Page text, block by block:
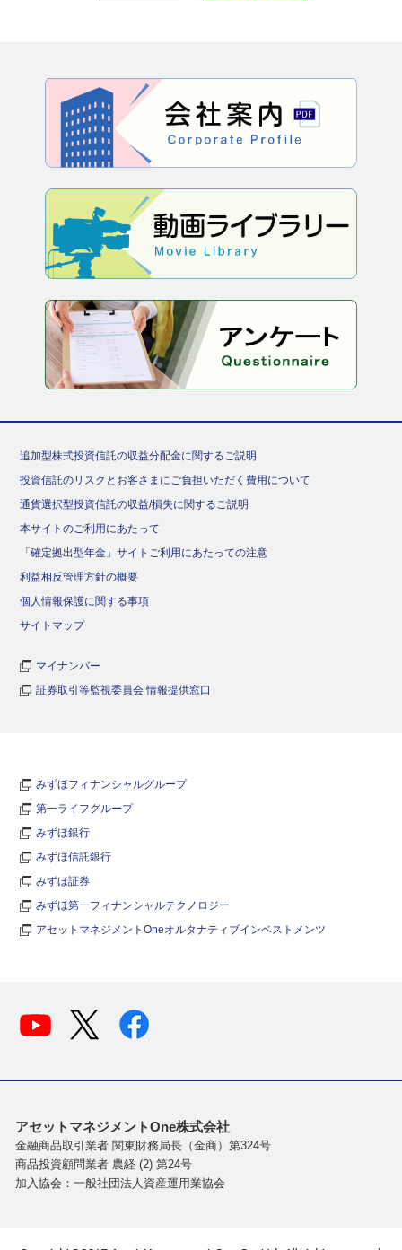
追加型株式投資信託の収益分配金に関するご説明
投資信託のリスクとお客さまにご負担いただく費用について
通貨選択型投資信託の収益/損失に関するご説明
本サイトのご利用にあたって
「確定拠出型年金」サイトご利用にあたっての注意
利益相反管理方針の概要
個人情報保護に関する事項
サイトマップ
マイナンバー
証券取引等監視委員会 情報提供窓口
みずほフィナンシャルグループ
第一ライフグループ
みずほ銀行
みずほ信託銀行
みずほ証券
みずほ第一フィナンシャルテクノロジー
アセットマネジメントOneオルタナティブインベストメンツ
アセットマネジメントOne株式会社
金融商品取引業者 関東財務局長（金商）第324号
商品投資顧問業者 農経 (2) 第24号
加入協会：一般社団法人資産運用業協会